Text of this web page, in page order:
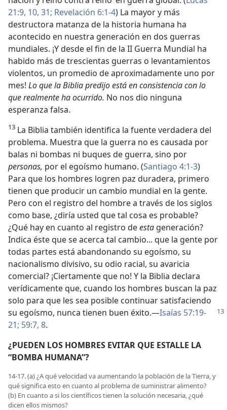
21:9, 10, 31; Revelación 6:1-4) La mayor y más
destructora matanza de la historia humana ha
acontecido en nuestra generación en dos guerras
mundiales. ¡Y desde el fin de la II Guerra Mundial ha
habido más de trescientas guerras o levantamientos
violentos, un promedio de aproximadamente uno por
mes! Lo que la Biblia predijo está en consistencia con lo
que realmente ha ocurrido. No nos dio ninguna
esperanza falsa.
13 La Biblia también identifica la fuente verdadera del
problema. Muestra que la guerra no es causada por
balas ni bombas ni buques de guerra, sino por
personas, por el egoísmo humano. (Santiago 4:1-3)
Para que los hombres logren paz duradera, primero
tienen que producir un cambio mundial en la gente.
Pero con el registro del hombre a través de los siglos
como base, ¿diría usted que tal cosa es probable?
¿Qué hay en cuanto al registro deesta generación?
Indica éste que se acerca tal cambio... que la gente por
todas partes está abandonando su egoísmo, su
nacionalismo divisivo, su odio racial, su avaricia
comercial? ¡Ciertamente que no! Y la Biblia declara
verídicamente que, cuando los hombres buscan la paz
solo para que les sea posible continuar satisfaciendo
su egoísmo, nunca tienen buen éxito.—Isaías 57:19-
21; 59:7, 8.
¿PUEDEN LOS HOMBRES EVITAR QUE ESTALLE LA
“BOMBA HUMANA”?
14-17. (a) ¿A qué velocidad va aumentando la población de la Tierra, y
qué significa esto en cuanto al problema de suministrar alimento?
(b) En cuanto a si los científicos tienen la solución necesaria, ¿qué
dicen ellos mismos?